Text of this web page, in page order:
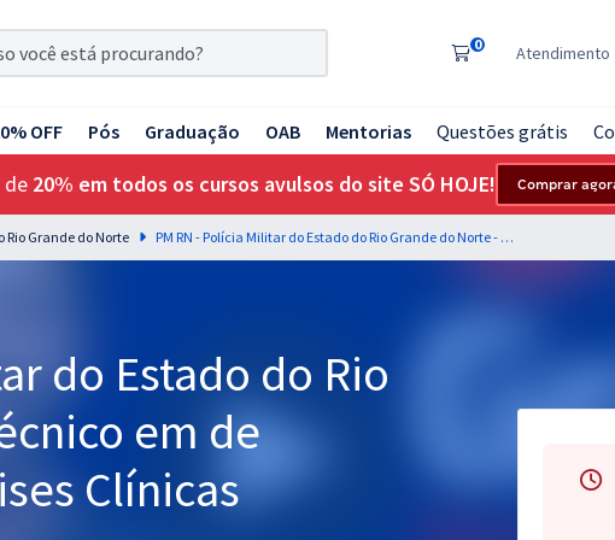
0 Atendimento
OFF Pós Graduação OAB Mentorias Questões grátis
de 20% em todos os cursos avulsos do site SÓ HOJE! Comprar
Rio Grande do Norte PM RN - Polícia Militar do Estado do Rio Grande do Norte - Técnico em de Laboratório de Análises Clínicas
do Estado do Rio
em de
Clínicas